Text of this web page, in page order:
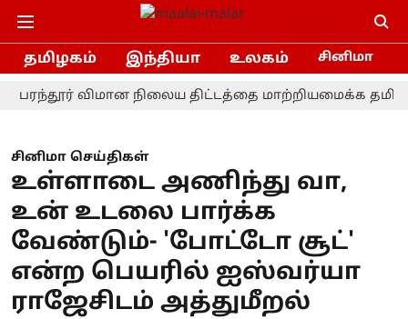
தமிழகம் இந்தியா உலகம் சினிமா
விமான நிலைய திட்டத்தை மாற்றியமைக்க
சினிமா செய்திகள்
உள்ளாடை அணிந்து வா,
உன் உடலை பார்க்க
வேண்டும்- 'போட்டோ சூட்'
என்ற பெயரில் ஐஸ்வர்யா
ராஜேசிடம் அத்துமீறல்